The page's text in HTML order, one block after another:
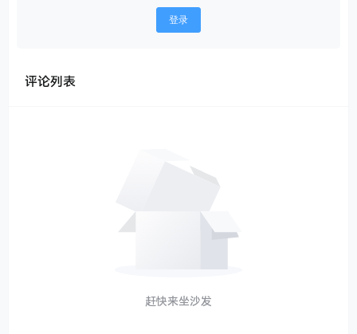
登录
评论列表
赶快来坐沙发